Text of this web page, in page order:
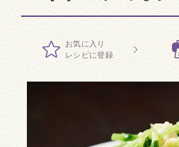
お気に入り
レシピに登録